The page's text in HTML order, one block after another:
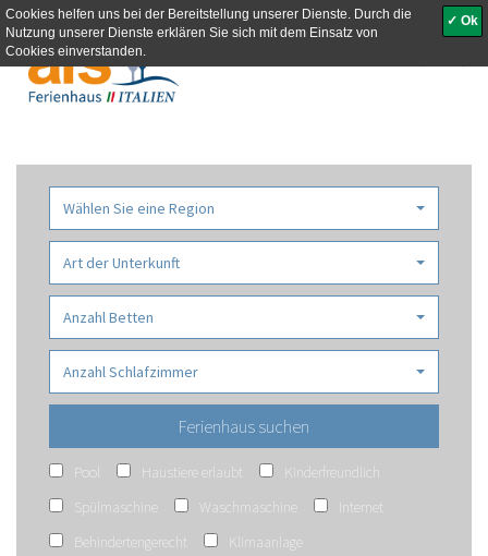
Cookies helfen uns bei der Bereitstellung unserer Dienste. Durch die
Nutzung unserer Dienste erklären Sie sich mit dem Einsatz von
Cookies einverstanden.
✓ Ok
Wählen Sie eine Region
Art der Unterkunft
Anzahl Betten
Anzahl Schlafzimmer
Pool Haustiere erlaubt
Kinderfreundlich
Spülmaschine
Waschmaschine
Internet
Behindertengerecht
Klimaanlage